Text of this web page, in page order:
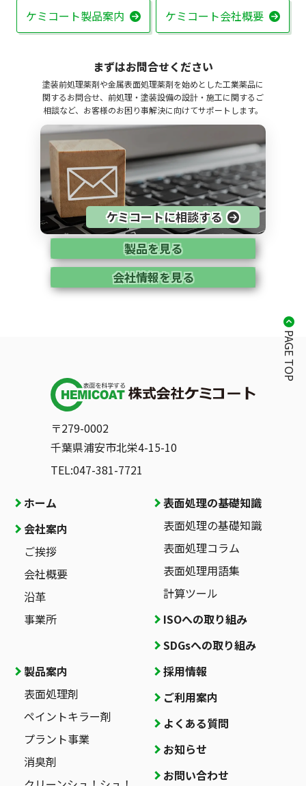
ケミコート製品案内 ケミコート会社概要
まずはお問合せください
塗装前処理薬剤や金属表面処理薬剤を始めとした工業薬品に
関するお問合せ、前処理・塗装設備の設計・施工に関するご
相談など、お客様のお困り事解決に向けてサポートします。
ケミコートに相談する
製品を見る
会社情報を見る
〒279-0002
千葉県浦安市北栄4-15-10
TEL:047-381-7721
ホーム
会社案内
ご挨拶
会社概要
沿革
事業所
製品案内
表面処理剤
ペイントキラー剤
プラント事業
消臭剤
表面処理の基礎知識
表面処理の基礎知識
表面処理コラム
表面処理用語集
計算ツール
ISOへの取り組み
SDGsへの取り組み
採用情報
ご利用案内
よくある質問
お知らせ
お問い合わせ
PAGE TOP